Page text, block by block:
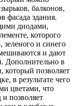
балконов,
фасада здания.
диодами,
которого
зеленого и синего
и дают
Дополнительно в
который позволяет
в результате чего
цветами, что
позволяет